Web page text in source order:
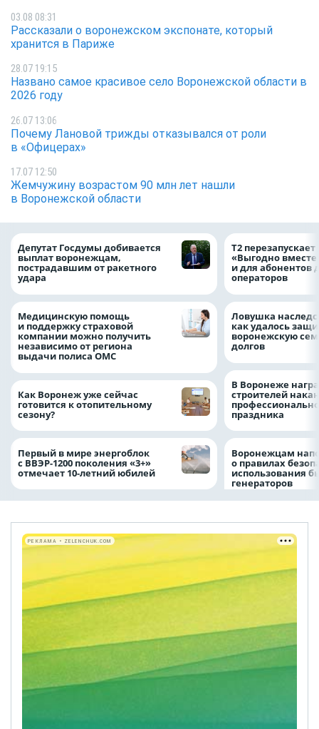
03.08 08:31
Рассказали о воронежском экспонате, который
хранится в Париже
28.07 19:15
Названо самое красивое село Воронежской области в
2026 году
26.07 13:06
Почему Лановой трижды отказывался от роли
в «Офицерах»
17.07 12:50
Жемчужину возрастом 90 млн лет нашли
в Воронежской области
Депутат Госдумы добивается
выплат воронежцам,
пострадавшим от ракетного
удара
Медицинскую помощь
и поддержку страховой
компании можно получить
независимо от региона
выдачи полиса ОМС
Как Воронеж уже сейчас
готовится к отопительному
сезону?
Первый в мире энергоблок
с ВВЭР-1200 поколения «3+»
отмечает 10-летний юбилей
Т2
«Выгодно
и для абонентов
операторов
Ловушка
как удалось
воронежскую
долгов
В Воронеже
строителей
праздника
Воронежцам
о правилах
использования
генераторов
РЕКЛАМА • ZELENCHUK.COM